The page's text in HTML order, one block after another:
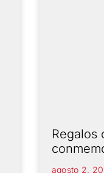
Regalos
agosto 2,